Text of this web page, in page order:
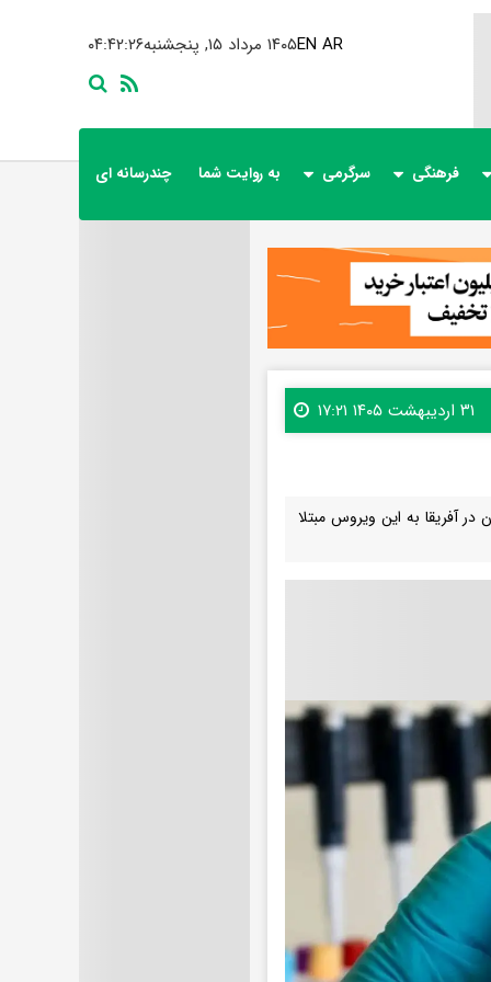
۰۴:۴۲:۲۸ ۱۴۰۵ مرداد ۱۵, پنجشنبهEN AR
فرهنگی سرگرمی به روایت شما چندرسانه ای
۳۱ اردیبهشت ۱۴۰۵ ۱۷:۲۱
آفریقا به این ویروس مبتلا